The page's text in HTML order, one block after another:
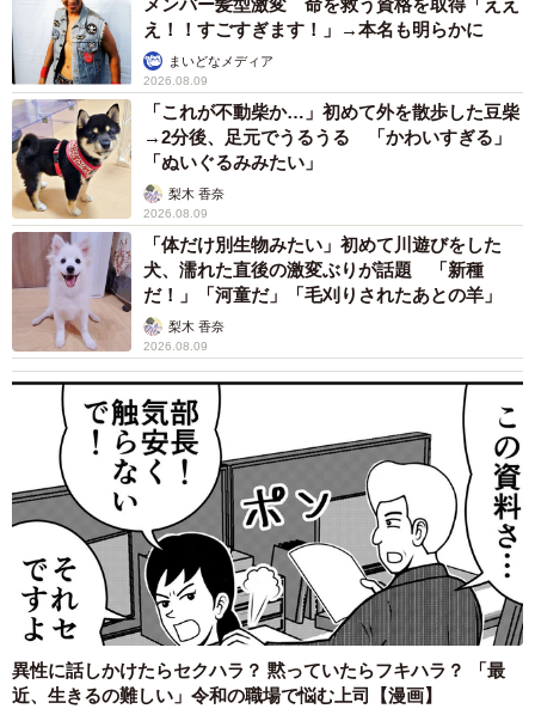
メンバー髪型激変 命を救う資格を取得「ええ
え！！すごすぎます！」→本名も明らかに
まいどなメディア
2026.08.09
「これが不動柴か…」初めて外を散歩した豆柴
→2分後、足元でうるうる 「かわいすぎる」
「ぬいぐるみみたい」
梨木 香奈
2026.08.09
「体だけ別生物みたい」初めて川遊びをした
犬、濡れた直後の激変ぶりが話題 「新種
だ！」「河童だ」「毛刈りされたあとの羊」
梨木 香奈
2026.08.09
異性に話しかけたらセクハラ？ 黙っていたらフキハラ？ 「最
近、生きるの難しい」令和の職場で悩む上司【漫画】